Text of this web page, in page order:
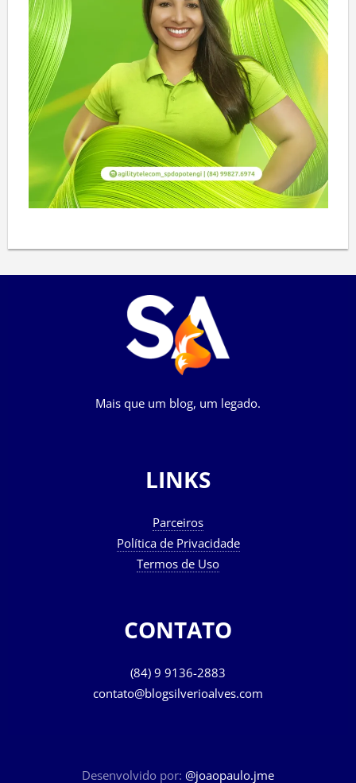
Mais que um blog, um legado.
LINKS
Parceiros
Política de Privacidade
Termos de Uso
CONTATO
(84) 9 9136-2883
contato@blogsilverioalves.com
Desenvolvido por: @joaopaulo.jme